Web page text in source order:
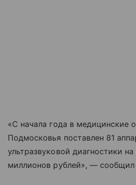
«С начала года в медицинские
Подмосковья поставлен 81
ультразвуковой диагностики
миллионов рублей», —